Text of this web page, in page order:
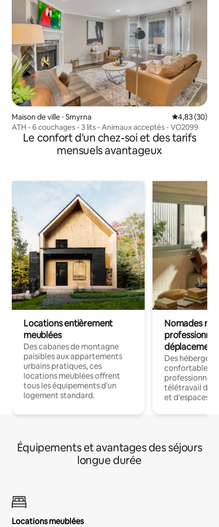
Maison de ville ⋅ Smyrna Évaluation
4,83 (30)
ATH - 6 couchages - 3 lits - Animaux acceptés - VO2099
Le confort d'un chez-soi et des tarifs
mensuels avantageux
Locations entièrement
meublées
Des cabanes de montagne
paisibles aux appartements
urbains pratiques, ces
locations meublées offrent
tous les équipements d'un
logement standard.
Nomades
déplacement
Des
confortables
professionnels
télétravail
et d'espaces
Équipements et avantages des séjours
longue durée
Locations meublées